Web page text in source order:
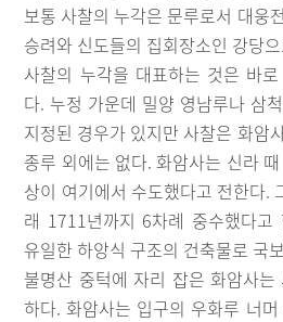
보통 사찰의 누각은 문루로서 대웅
승려와 신도들의 집회장소인 강당
사찰의 누각을 대표하는 것은 바
다. 누정 가운데 밀양 영남루나 삼
지정된 경우가 있지만 사찰은 화암
종루 외에는 없다. 화암사는 신라
상이 여기에서 수도했다고 전한다.
래 1711년까지 6차례 중수했다고
유일한 하앙식 구조의 건축물로 국
불명산 중턱에 자리 잡은 화암사
하다. 화암사는 입구의 우화루 너